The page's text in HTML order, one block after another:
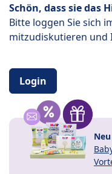
Schön, dass sie das
Bitte loggen Sie sich
mitzudiskutieren und
Login